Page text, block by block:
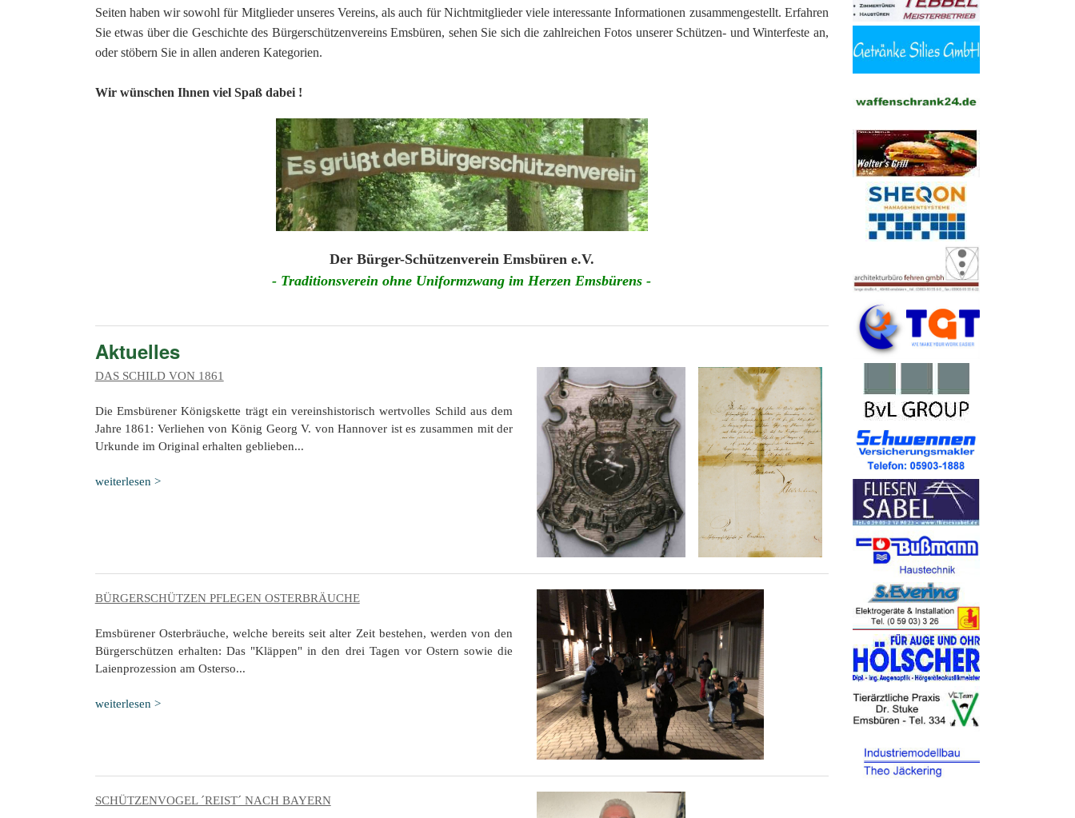
2013
2010
Historie
Seiten haben wir sowohl für Mitglieder unseres Vereins, als auch für Nichtmitglieder viele interessante Informationen zusammengestellt. Erfahren
Sie etwas über die Geschichte des Bürgerschützenvereins Emsbüren, sehen Sie sich die zahlreichen Fotos unserer Schützen- und Winterfeste an,
oder stöbern Sie in allen anderen Kategorien.
Wir wünschen Ihnen viel Spaß dabei !
Der Bürger-Schützenverein Emsbüren e.V.
- Traditionsverein ohne Uniformzwang im Herzen Emsbürens -
Aktuelles
DAS SCHILD VON 1861
Die Emsbürener Königskette trägt ein vereinshistorisch wertvolles Schild aus dem
Jahre 1861: Verliehen von König Georg V. von Hannover ist es zusammen mit der
Urkunde im Original erhalten geblieben...
weiterlesen >
BÜRGERSCHÜTZEN PFLEGEN OSTERBRÄUCHE
Emsbürener Osterbräuche, welche bereits seit alter Zeit bestehen, werden von den
Bürgerschützen erhalten: Das "Kläppen" in den drei Tagen vor Ostern sowie die
Laienprozession am Osterso...
weiterlesen >
SCHÜTZENVOGEL ´REIST´ NACH BAYERN